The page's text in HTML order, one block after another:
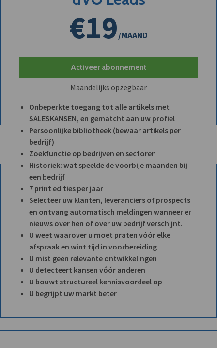
€19/MAAND
Activeer abonnement
Maandelijks opzegbaar
Onbeperkte toegang tot alle artikels met
SALESKANSEN, en gematcht aan uw profiel
Persoonlijke bibliotheek (bewaar artikels per
bedrijf)
Zoekfunctie op bedrijven en sectoren
Historiek: wat speelde de voorbije maanden bij
een bedrijf
7 print edities per jaar
Selecteer uw klanten, leveranciers of prospects
en ontvang automatisch meldingen wanneer er
nieuws over hen of over uw bedrijf verschijnt.
U weet waarover u moet praten vóór elke
afspraak en wint tijd in voorbereiding
U mist geen relevante ontwikkelingen
U detecteert kansen vóór anderen
U bouwt structureel kennisvoordeel op
U begrijpt uw markt beter